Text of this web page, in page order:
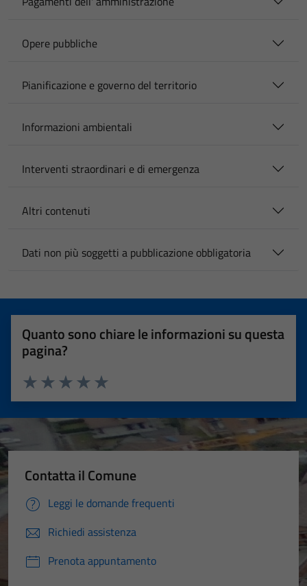
Opere pubbliche
Pianificazione e governo del territorio
Informazioni ambientali
Interventi straordinari e di emergenza
Altri contenuti
Dati non più soggetti a pubblicazione obbligatoria
Quanto sono chiare le informazioni su questa
pagina?
Valuta 5 stelle su 5
Valuta 4 stelle su 5
Valuta 3 stelle su 5
Valuta 2 stelle su 5
Valuta 1 stelle su 5
Contatta il Comune
Leggi le domande frequenti
Richiedi assistenza
Prenota appuntamento